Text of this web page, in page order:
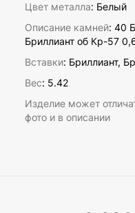
Цвет металла: Белый
Описание камней: 40
Бриллиант об Кр-57
Вставки: Бриллиант,
Вес: 5.42
Изделие может
фото и в описании